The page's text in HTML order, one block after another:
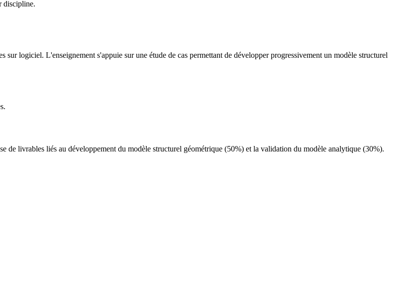
discipline.
sur logiciel. L'enseignement s'appuie sur une étude de cas permettant de développer progressivement un modèle structurel
livrables liés au développement du modèle structurel géométrique (50%) et la validation du modèle analytique (30%).